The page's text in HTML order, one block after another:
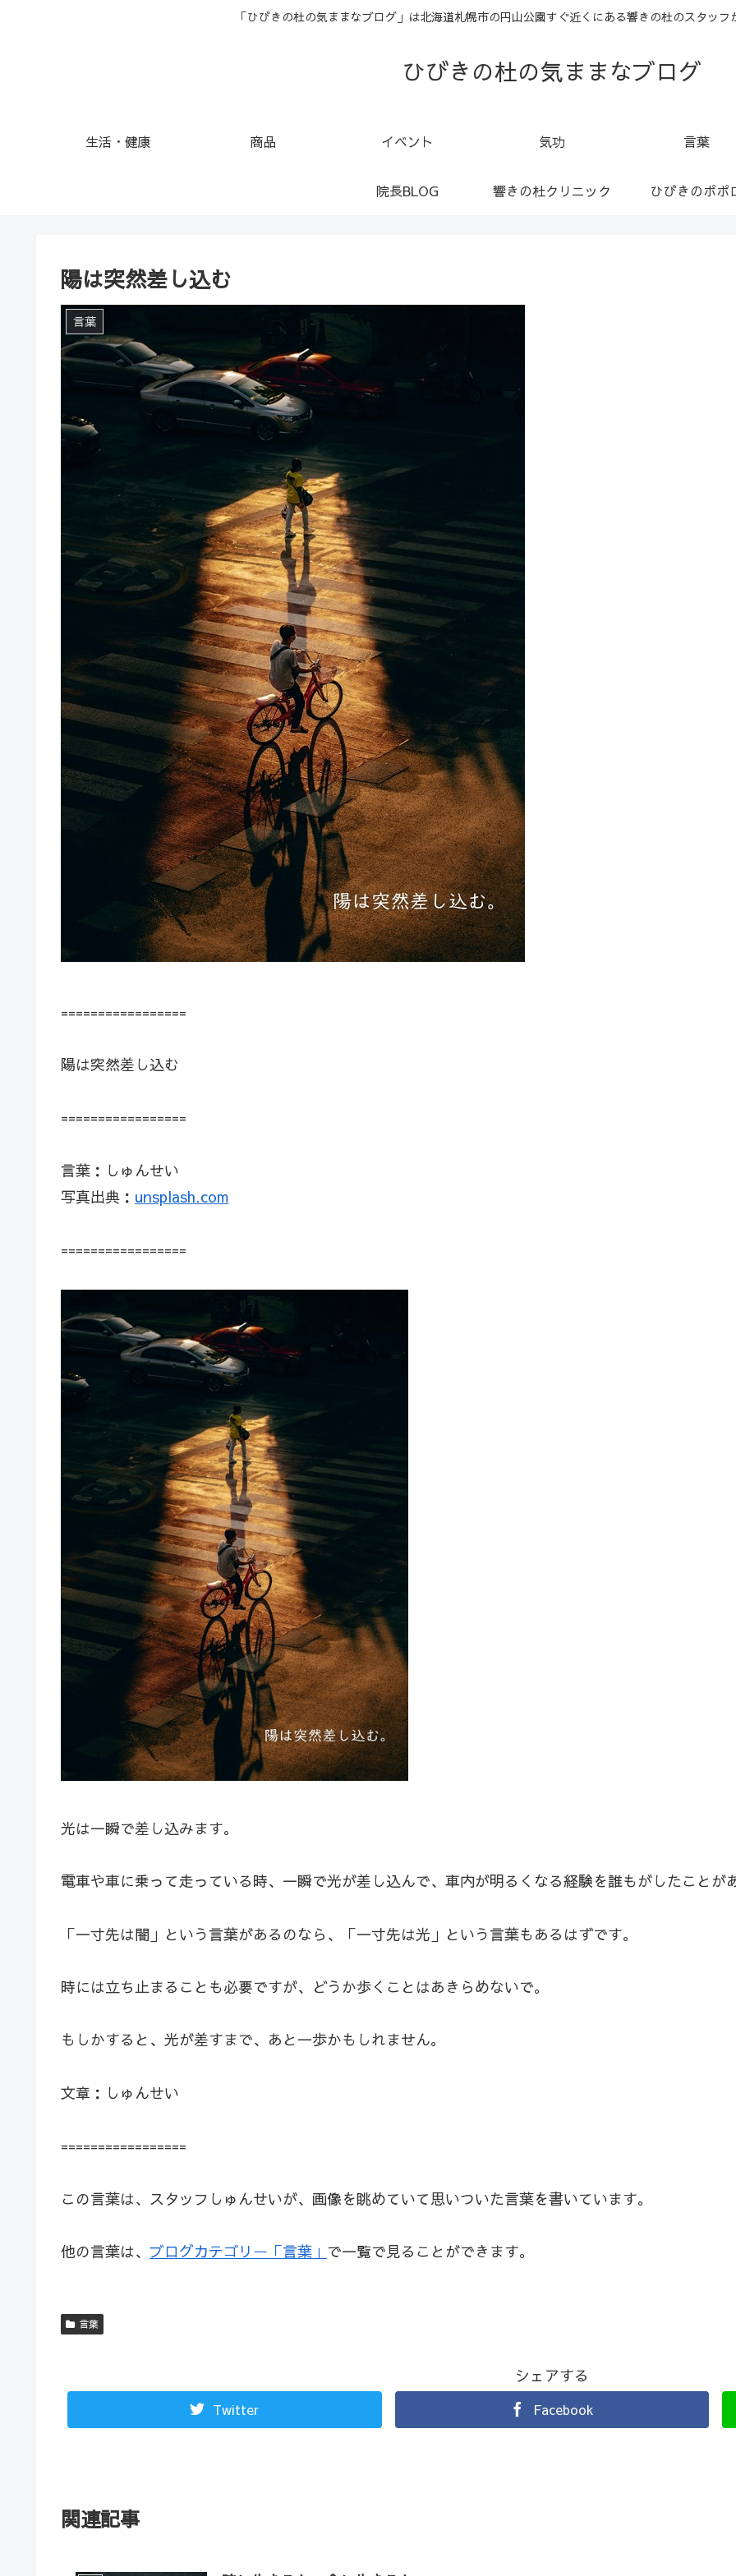
「ひびきの杜の気ままなブログ」は北海道札幌市の円山公園すぐ近くにある響きの杜のスタッフ
ひびきの杜の気ままなブログ
生活・健康 商品 イベント 気功 言葉
院長BLOG 響きの杜クリニック ひびきのポポ
陽は突然差し込む
言葉
=================
陽は突然差し込む
=================
言葉：しゅんせい
写真出典： unsplash.com
=================
光は一瞬で差し込みます。
電車や車に乗って走っている時、一瞬で光が差し込んで、車内が明るくなる経験を誰もがしたことが
「一寸先は闇」という言葉があるのなら、「一寸先は光」という言葉もあるはずです。
時には立ち止まることも必要ですが、どうか歩くことはあきらめないで。
もしかすると、光が差すまで、あと一歩かもしれません。
文章：しゅんせい
=================
この言葉は、スタッフしゅんせいが、画像を眺めていて思いついた言葉を書いています。
他の言葉は、 ブログカテゴリー「言葉」 で一覧で見ることができます。
言葉
シェアする
Twitter Facebook
関連記事